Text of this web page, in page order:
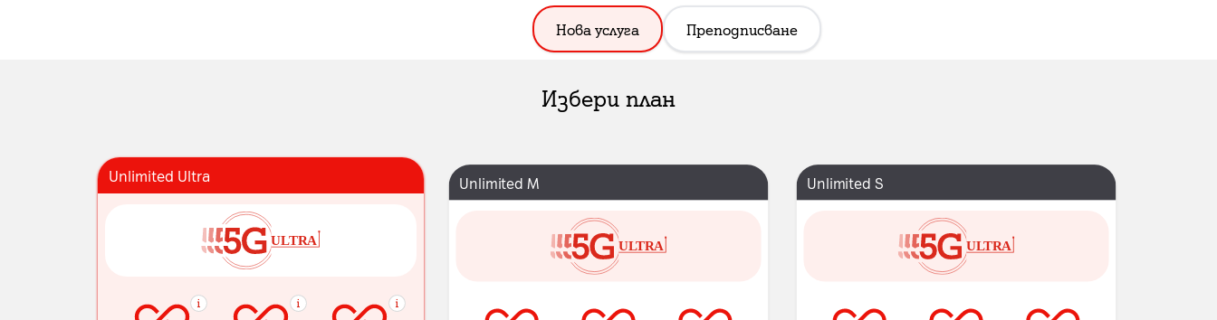
Нова услуга Преподписване
Избери план
Unlimited Ultra Unlimited M Unlimited S